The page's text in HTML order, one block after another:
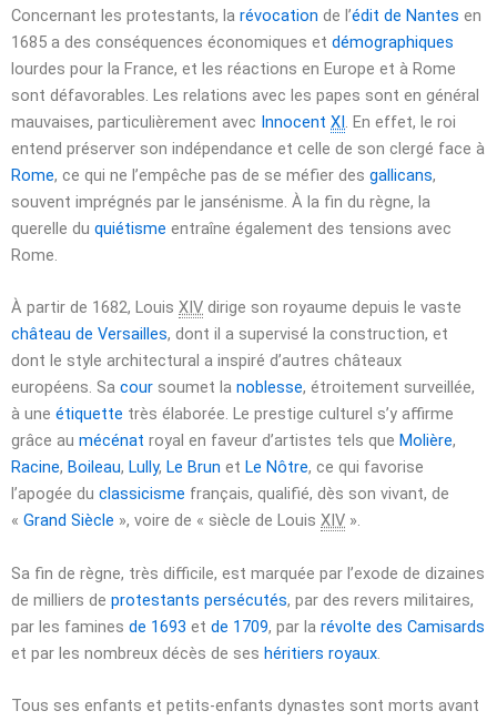
Concernant les protestants, la révocation de l’édit de Nantes en
1685 a des conséquences économiques et démographiques
lourdes pour la France, et les réactions en Europe et à Rome
sont défavorables. Les relations avec les papes sont en général
mauvaises, particulièrement avec Innocent XI. En effet, le roi
entend préserver son indépendance et celle de son clergé face à
Rome, ce qui ne l’empêche pas de se méfier des gallicans,
souvent imprégnés par le jansénisme. À la fin du règne, la
querelle du quiétisme entraîne également des tensions avec
Rome.
À partir de 1682, Louis XIV dirige son royaume depuis le vaste
château de Versailles, dont il a supervisé la construction, et
dont le style architectural a inspiré d’autres châteaux
européens. Sa cour soumet la noblesse, étroitement surveillée,
à une étiquette très élaborée. Le prestige culturel s’y affirme
grâce au mécénat royal en faveur d’artistes tels que Molière,
Racine, Boileau, Lully, Le Brun et Le Nôtre, ce qui favorise
l’apogée du classicisme français, qualifié, dès son vivant, de
« Grand Siècle », voire de « siècle de Louis XIV ».
Sa fin de règne, très difficile, est marquée par l’exode de dizaines
de milliers de protestants persécutés, par des revers militaires,
par les famines de 1693 et de 1709, par la révolte des Camisards
et par les nombreux décès de ses héritiers royaux.
Tous ses enfants et petits-enfants dynastes sont morts avant